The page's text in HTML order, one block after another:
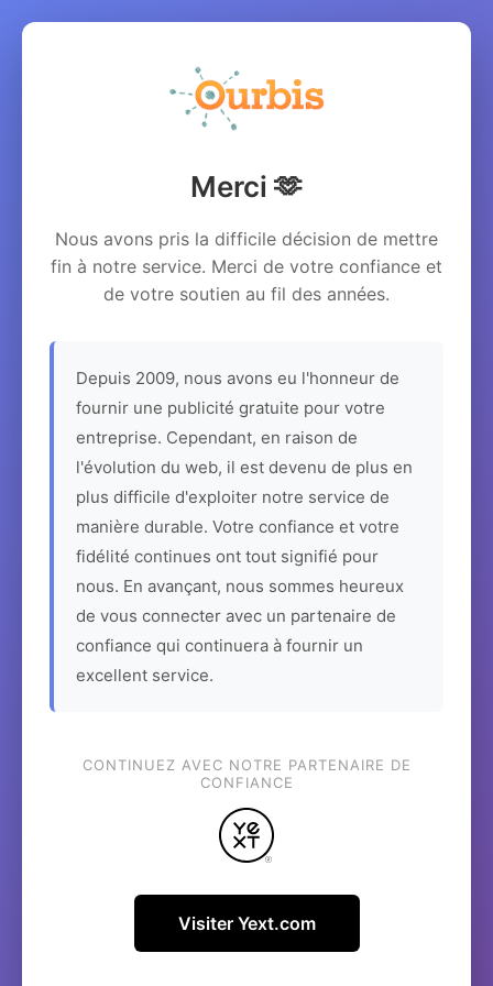
Merci 🫶
Nous avons pris la difficile décision de mettre
fin à notre service. Merci de votre confiance et
de votre soutien au fil des années.
Depuis 2009, nous avons eu l'honneur de
fournir une publicité gratuite pour votre
entreprise. Cependant, en raison de
l'évolution du web, il est devenu de plus en
plus difficile d'exploiter notre service de
manière durable. Votre confiance et votre
fidélité continues ont tout signifié pour
nous. En avançant, nous sommes heureux
de vous connecter avec un partenaire de
confiance qui continuera à fournir un
excellent service.
CONTINUEZ AVEC NOTRE PARTENAIRE DE
CONFIANCE
Visiter Yext.com